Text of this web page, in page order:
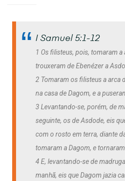
I Samuel 5:1-12
1 Os filisteus, pois, tomaram a
trouxeram de Ebenézer a
2 Tomaram os filisteus a arca
na casa de Dagom, e a
3 Levantando-se, porém, de
seguinte, os de Asdode, eis
com o rosto em terra, diante
tomaram a Dagom, e
4 E, levantando-se de
manhã, eis que Dagom jazia